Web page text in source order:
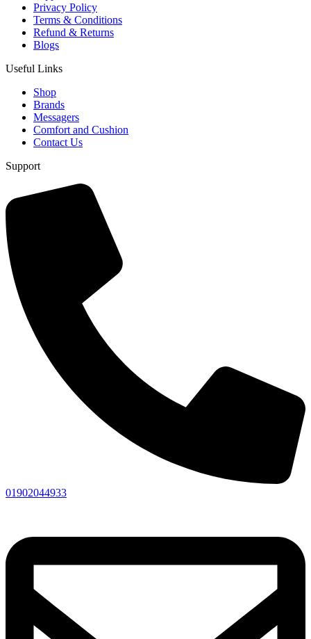
Privacy Policy
Terms & Conditions
Refund & Returns
Blogs
Useful Links
Shop
Brands
Messagers
Comfort and Cushion
Contact Us
Support
01902044933